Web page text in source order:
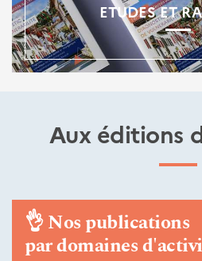
ETUDES ET
Aux éditions
👌Nos publications
par domaines